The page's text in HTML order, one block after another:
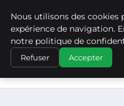
MEDIA EDGE
ACCUEIL
CRÉATION
LES 5 TENDANCES
Nous utilisons des
expérience de navigation.
notre politique de
Refuser Accepter